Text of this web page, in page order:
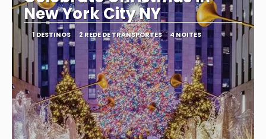
New York City NY
1 DESTINOS 2 REDE DE TRANSPORTES 4 NOITES